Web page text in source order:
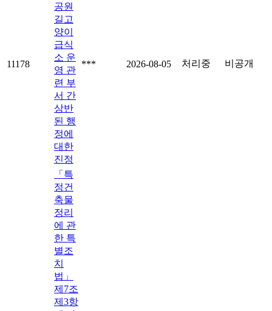
11178
공원
길고
양이
급식
소 운
영 관
련 부
서 간
상반
된 행
정에
대한
진정
*** 2026-08-05 처리중 비공개
「특
정건
축물
정리
에 관
한 특
별조
치
법」
제7조
제3항